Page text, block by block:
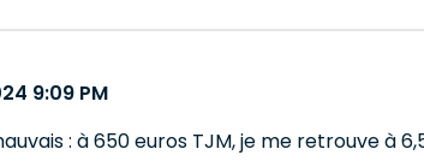
9:09 PM
: à 650 euros TJM, je me retrouve à